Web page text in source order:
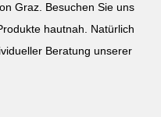
Graz. Besuchen Sie uns
hautnah. Natürlich
Beratung unserer